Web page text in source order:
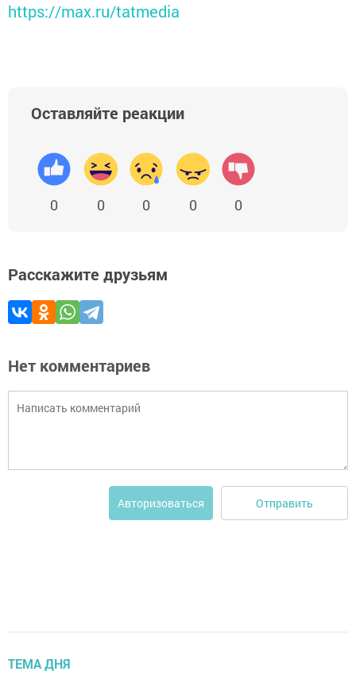
https://max.ru/tatmedia
Оставляйте реакции
0 0 0 0 0
Расскажите друзьям
Нет комментариев
Авторизоваться Отправить
ТЕМА ДНЯ